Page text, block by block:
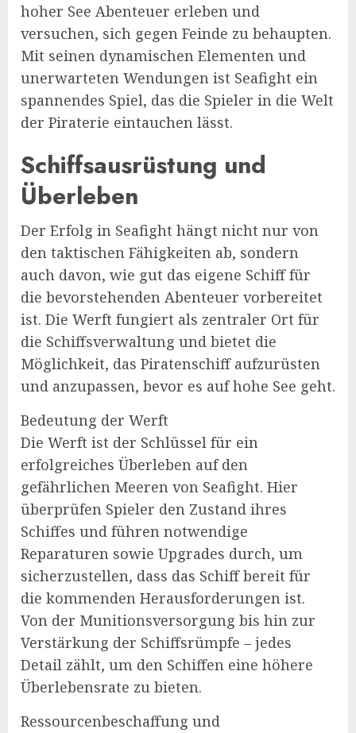
hoher See Abenteuer erleben und
versuchen, sich gegen Feinde zu behaupten.
Mit seinen dynamischen Elementen und
unerwarteten Wendungen ist Seafight ein
spannendes Spiel, das die Spieler in die Welt
der Piraterie eintauchen lässt.
Schiffsausrüstung und
Überleben
Der Erfolg in Seafight hängt nicht nur von
den taktischen Fähigkeiten ab, sondern
auch davon, wie gut das eigene Schiff für
die bevorstehenden Abenteuer vorbereitet
ist. Die Werft fungiert als zentraler Ort für
die Schiffsverwaltung und bietet die
Möglichkeit, das Piratenschiff aufzurüsten
und anzupassen, bevor es auf hohe See geht.
Bedeutung der Werft
Die Werft ist der Schlüssel für ein
erfolgreiches Überleben auf den
gefährlichen Meeren von Seafight. Hier
überprüfen Spieler den Zustand ihres
Schiffes und führen notwendige
Reparaturen sowie Upgrades durch, um
sicherzustellen, dass das Schiff bereit für
die kommenden Herausforderungen ist.
Von der Munitionsversorgung bis hin zur
Verstärkung der Schiffsrümpfe – jedes
Detail zählt, um den Schiffen eine höhere
Überlebensrate zu bieten.
Ressourcenbeschaffung und